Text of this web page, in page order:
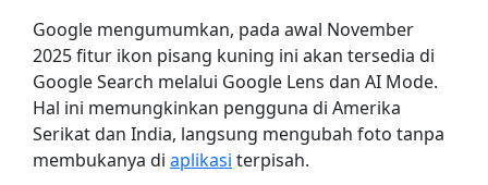
Google mengumumkan, pada awal November
2025 fitur ikon pisang kuning ini akan tersedia di
Google Search melalui Google Lens dan AI Mode.
Hal ini memungkinkan pengguna di Amerika
Serikat dan India, langsung mengubah foto tanpa
membukanya di aplikasi terpisah.